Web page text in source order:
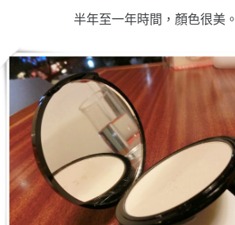
半年至一年時間，顏色很美。